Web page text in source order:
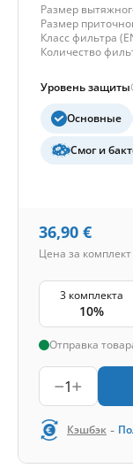
Размер
Размер
Класс фильтра
Количество
Уровень защиты
Основные
Смог и
36,90 €
Цена за комплект
3 комплекта
10%
Отправка
1
Кэшбэк -